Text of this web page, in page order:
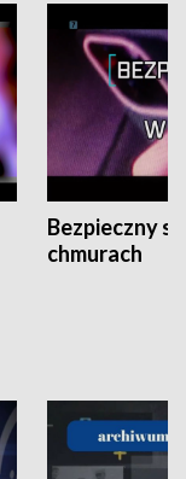
Bezpieczny
chmurach